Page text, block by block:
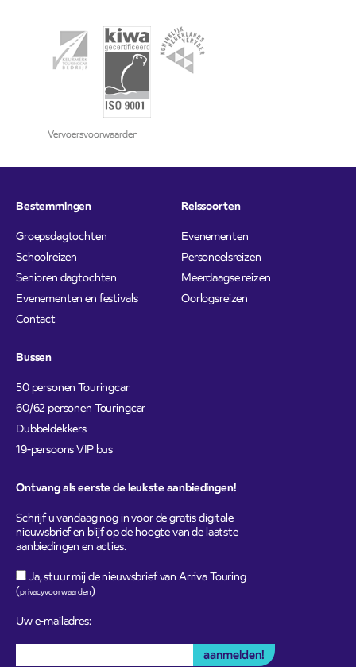
Vervoersvoorwaarden
Bestemmingen
Groepsdagtochten
Schoolreizen
Senioren dagtochten
Evenementen en festivals
Contact
Reissoorten
Evenementen
Personeelsreizen
Meerdaagse reizen
Oorlogsreizen
Bussen
50 personen Touringcar
60/62 personen Touringcar
Dubbeldekkers
19-persoons VIP bus
Ontvang als eerste de leukste aanbiedingen!
Schrijf u vandaag nog in voor de gratis digitale
nieuwsbrief en blijf op de hoogte van de laatste
aanbiedingen en acties.
Ja, stuur mij de nieuwsbrief van Arriva Touring
(privacyvoorwaarden)
Uw e-mailadres: